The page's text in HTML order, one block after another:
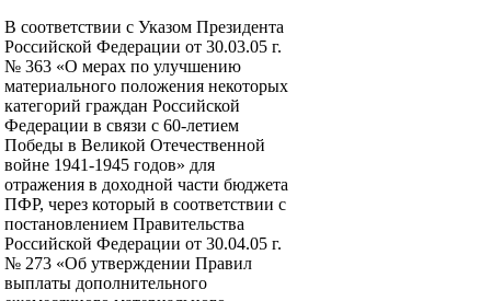
В соответствии с Указом Президента
Российской Федерации от 30.03.05 г.
№ 363 «О мерах по улучшению
материального положения некоторых
категорий граждан Российской
Федерации в связи с 60-летием
Победы в Великой Отечественной
войне 1941-1945 годов» для
отражения в доходной части бюджета
ПФР, через который в соответствии с
постановлением Правительства
Российской Федерации от 30.04.05 г.
№ 273 «Об утверждении Правил
выплаты дополнительного